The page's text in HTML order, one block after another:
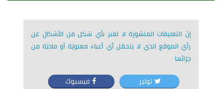
إنّ التعليقات المنشورة لا تعبر بأي شكل من الأشكال عن
رأي الموقع الذي لا يتحمّل أي أعباء معنويّة أو ماديّة من
جرّائها
توتير فيسبوك